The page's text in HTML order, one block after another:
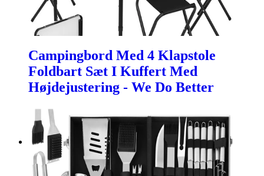
Campingbord Med 4 Klapstole
Foldbart Sæt I Kuffert Med
Højdejustering - We Do Better